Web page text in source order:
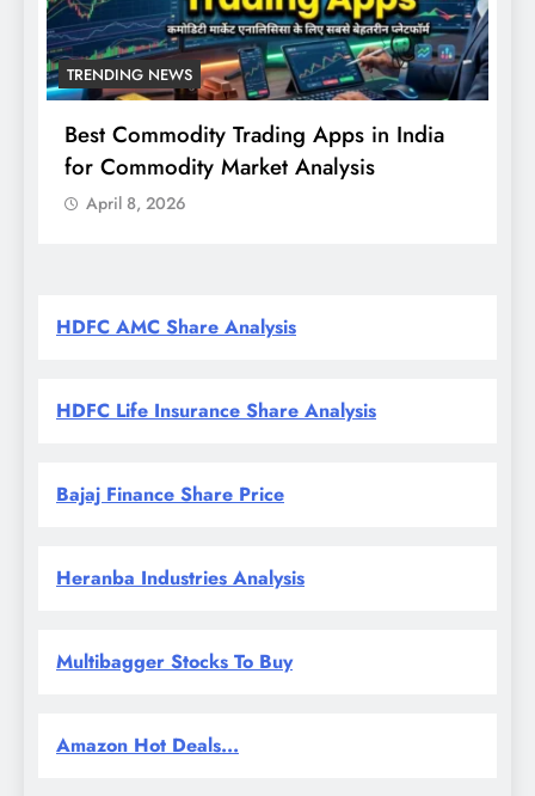
TRENDING NEWS
Best Commodity Trading Apps in India
for Commodity Market Analysis
April 8, 2026
HDFC AMC Share Analysis
HDFC Life Insurance Share Analysis
Bajaj Finance Share Price
Heranba Industries Analysis
Multibagger Stocks To Buy
Amazon Hot Deals...